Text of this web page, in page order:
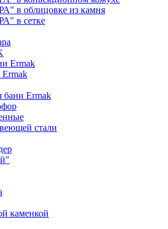
в облицовке из камня
в сетке
Ermak
Ermak
бани Ermak
стали
каменкой